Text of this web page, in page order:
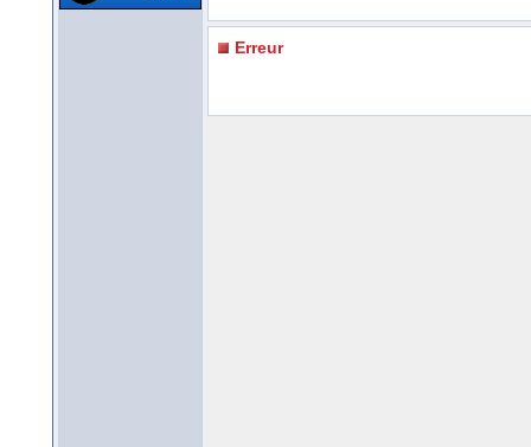
Erreur